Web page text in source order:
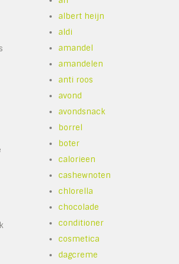
albert heijn
aldi
amandel
amandelen
anti roos
avond
avondsnack
borrel
boter
calorieen
cashewnoten
chlorella
chocolade
conditioner
cosmetica
dagcreme